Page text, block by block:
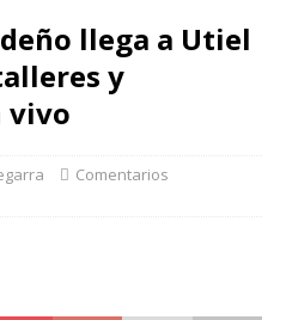
llega a Utiel
y
vivo
Comentarios